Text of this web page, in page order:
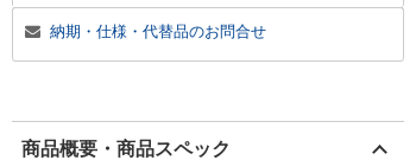
納期・仕様・代替品のお問合せ
商品概要・商品スペック